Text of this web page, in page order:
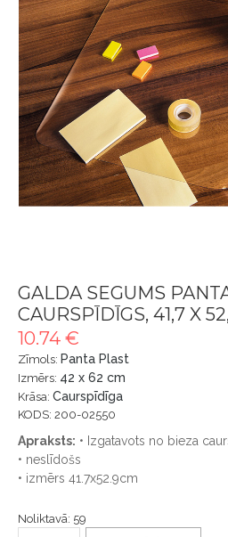
GALDA SEGUMS
CAURSPĪDĪGS, 41,7 X
10.74 €
Zīmols: Panta Plast
Izmērs: 42 x 62 cm
Krāsa: Caurspīdīga
KODS: 200-02550
Apraksts: • Izgatavots no bieza
• neslīdošs
• izmērs 41.7x52.9cm
Noliktavā: 59